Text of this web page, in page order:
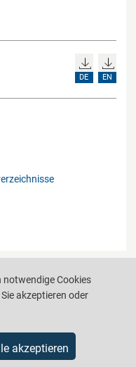
DE EN
Sitemap
notwendige Cookies
akzeptieren oder
akzeptieren